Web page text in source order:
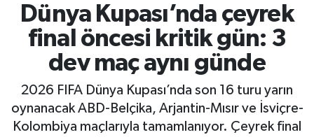
Dünya Kupası’nda çeyrek
final öncesi kritik gün: 3
dev maç aynı günde
2026 FIFA Dünya Kupası’nda son 16 turu yarın
oynanacak ABD-Belçika, Arjantin-Mısır ve İsviçre-
Kolombiya maçlarıyla tamamlanıyor. Çeyrek final
Ekonomi
Genel
Güncel
Haberde İnsan
Tüm Manşetler
Son Dakika Haberleri
Haber Arşivi